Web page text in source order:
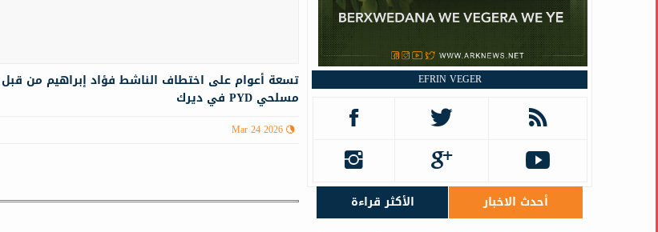
تسعة أعوام على اختطاف الناشط فؤاد إبراهيم من قبل
مسلحي PYD في ديرك
Mar 24 2026
EFRIN VEGER
أحدث الاخبار الأكثر قراءة